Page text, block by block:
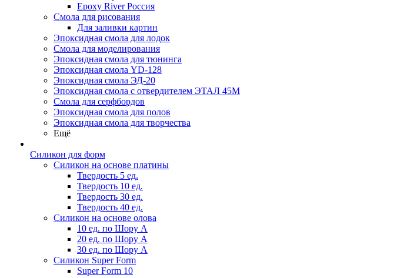
Epoxy River Россия
Смола для рисования
Для заливки картин
Эпоксидная смола для лодок
Смола для моделирования
Эпоксидная смола для тюнинга
Эпоксидная смола YD-128
Эпоксидная смола ЭД-20
Эпоксидная смола с отвердителем ЭТАЛ 45М
Смола для серфбордов
Эпоксидная смола для полов
Эпоксидная смола для творчества
Ещё
Силикон для форм
Силикон на основе платины
Твердость 5 ед.
Твердость 10 ед.
Твердость 30 ед.
Твердость 40 ед.
Силикон на основе олова
10 ед. по Шору А
20 ед. по Шору А
30 ед. по Шору А
Силикон Super Form
Super Form 10